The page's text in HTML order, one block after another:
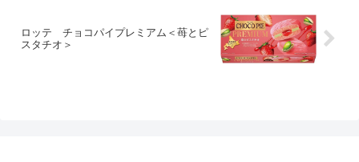
ロッテ チョコパイプレミアム＜苺とピ
スタチオ＞